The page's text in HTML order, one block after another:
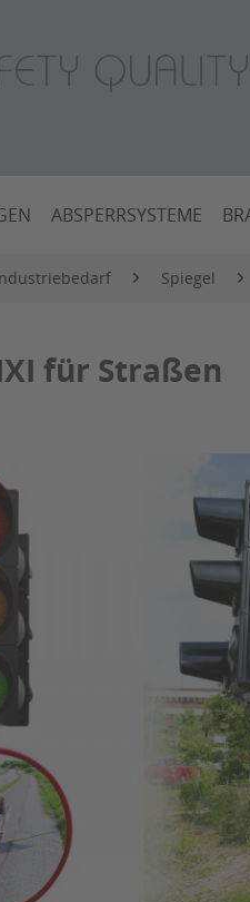
ABSPERRSYSTEME
Spiegel
für Straßen